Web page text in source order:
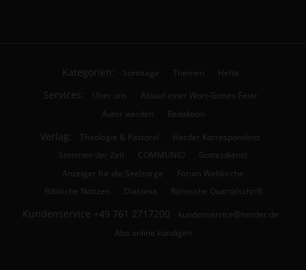
Kategorien: Sonntage Themen Hefte
Services: Über uns
Ablauf einer Wort-Gottes-Feier
Autor werden
Redaktion
Verlag: Theologie & Pastoral
Herder Korrespondenz
Stimmen der Zeit
COMMUNIO
Gottesdienst
Anzeiger für die Seelsorge
Forum Weltkirche
Biblische Notizen
Diakonia Römische Quartalschrift
Kundenservice +49 761 2717200
kundenservice@herder.de
Abo online kündigen